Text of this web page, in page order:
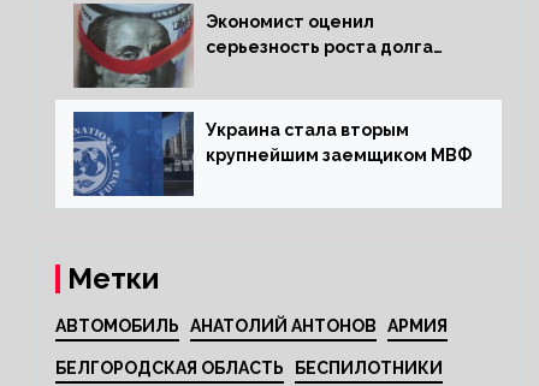
Экономист оценил
серьезность роста долга
Украина стала вторым
крупнейшим заемщиком МВФ
Метки
АВТОМОБИЛЬ АНАТОЛИЙ АНТОНОВ АРМИЯ
БЕЛГОРОДСКАЯ ОБЛАСТЬ БЕСПИЛОТНИКИ